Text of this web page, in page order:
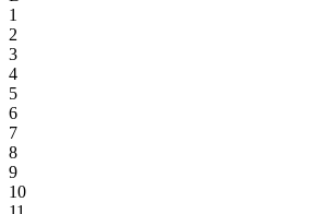
1
2
3
4
5
6
7
8
9
10